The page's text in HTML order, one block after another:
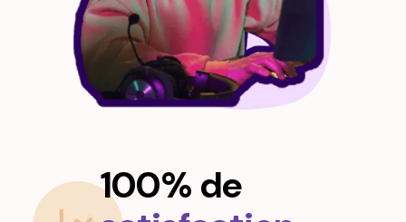
100% de